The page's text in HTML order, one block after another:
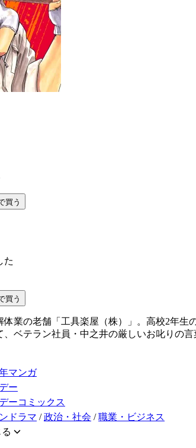
買う
た
買う
体業の老舗「工具楽屋（株）」。高校2年
、ベテラン社員・中之井の厳しいお叱りの
マンガ
ー
ーコミックス
ドラマ /政治・社会 /職業・ビジネス